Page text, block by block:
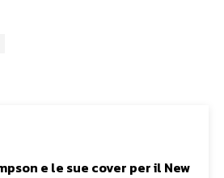
e le sue cover per il New